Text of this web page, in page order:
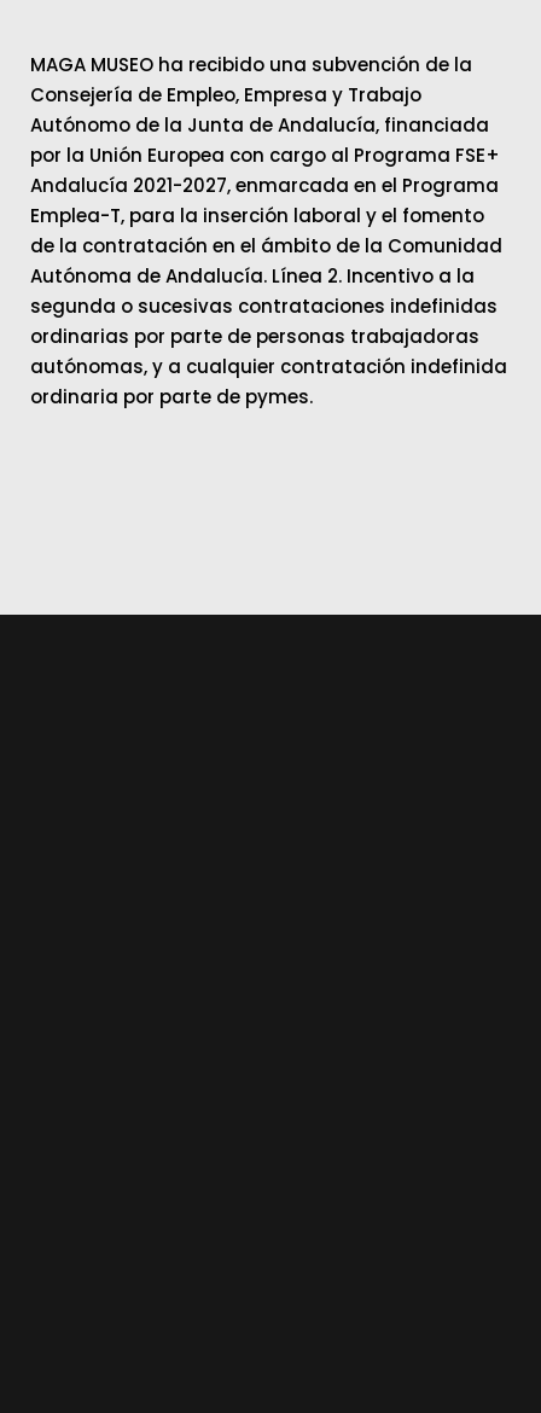
MAGA MUSEO ha recibido una subvención de la
Consejería de Empleo, Empresa y Trabajo
Autónomo de la Junta de Andalucía, financiada
por la Unión Europea con cargo al Programa FSE+
Andalucía 2021-2027, enmarcada en el Programa
Emplea-T, para la inserción laboral y el fomento
de la contratación en el ámbito de la Comunidad
Autónoma de Andalucía. Línea 2. Incentivo a la
segunda o sucesivas contrataciones indefinidas
ordinarias por parte de personas trabajadoras
autónomas, y a cualquier contratación indefinida
ordinaria por parte de pymes.